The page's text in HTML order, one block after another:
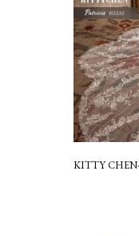
KITTY